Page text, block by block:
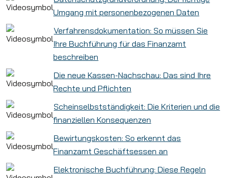
Umgang mit personenbezogenen Daten
Verfahrensdokumentation: So müssen Sie
Ihre Buchführung für das Finanzamt
beschreiben
Die neue Kassen-Nachschau: Das sind Ihre
Rechte und Pflichten
Scheinselbstständigkeit: Die Kriterien und die
finanziellen Konsequenzen
Bewirtungskosten: So erkennt das
Finanzamt Geschäftsessen an
Elektronische Buchführung: Diese Regeln